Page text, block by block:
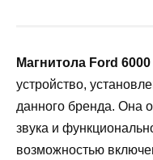
Магнитола Ford 6000
устройство,
данного бренда. Она
звука и
возможностью